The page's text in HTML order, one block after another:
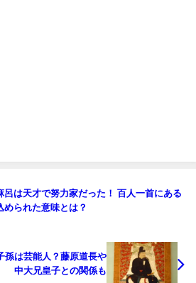
呂は天才で努力家だった！ 百人一首にある
められた意味とは？
孫は芸能人？藤原道長や
中大兄皇子との関係も